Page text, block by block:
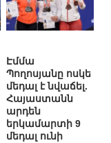
Էմմա
Պողոսյանը ոսկե
մեդալ է նվաճել.
Հայաստանն
արդեն
երկամարտի 9
մեդալ ունի